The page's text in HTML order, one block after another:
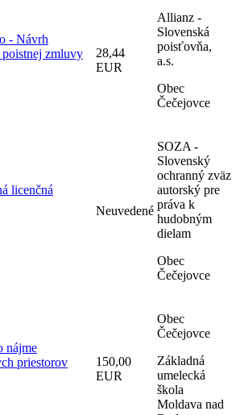
- Návrh
zmluvy
28,44
EUR
Allianz -
Slovenská
poisťovňa,
a.s.
Obec
Čečejovce
licenčná
Neuvedené
SOZA -
Slovenský
ochranný zväz
autorský pre
práva k
hudobným
dielam
Obec
Čečejovce
nájme
priestorov
150,00
EUR
Obec
Čečejovce
Základná
umelecká
škola
Moldava nad